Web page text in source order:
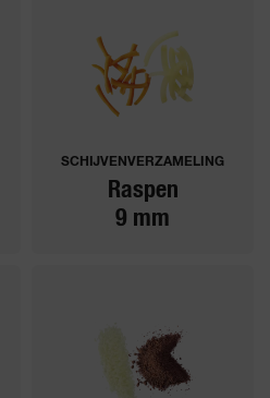
SCHIJVENVERZAMELING
Raspen
9 mm